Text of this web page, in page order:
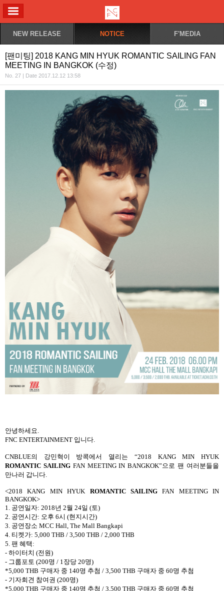
NEW RELEASE NOTICE F'MEDIA
[팬미팅] 2018 KANG MIN HYUK ROMANTIC SAILING FAN
MEETING IN BANGKOK (수정)
No. 27 | Date 2017.12.12 13:58
안녕하세요
FNC ENTERTAINMENT 입니다
CNBLUE의 강민혁이 방콕에서 열리는 “2018 KANG MIN HYUK
ROMANTIC SAILINGFAN MEETING IN BANGKOK” 으로 팬 여러분들을
만나러 갑니다
<2018 KANG MIN HYUK ROMANTIC SAILINGFAN MEETING IN
BANGKOK>
1. 공연일자: 2018년 2월 24일 (토)
2. 공연시간: 오후 6시 (현지시간)
3. 공연장소 MCC Hall, The Mall Bangkapi
4. 티켓가: 5,000 THB / 3,500 THB / 2,000 THB
5. 팬 혜택 :
- 하이터치 (전원)
- 그룹포토 (200명 / 1 장당 20명)
*5,000 THB 구매자 중 140명 추첨 / 3,500 THB 구매자 중 60명 추첨
- 기자회견 참여권 (200명)
*5,000 THB 구매자 중 140명 추첨 / 3,500 THB 구매자 중 60명 추첨